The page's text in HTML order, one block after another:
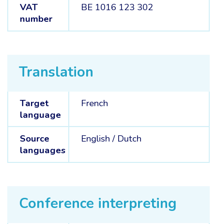
VAT
number
BE 1016 123 302
Translation
Target
language
French
Source
languages
English / Dutch
Conference interpreting